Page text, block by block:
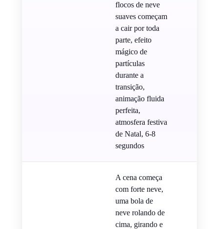
flocos de neve
suaves começam
a cair por toda
parte, efeito
mágico de
partículas
durante a
transição,
animação fluida
perfeita,
atmosfera festiva
de Natal, 6-8
segundos
A cena começa
com forte neve,
uma bola de
neve rolando de
cima, girando e